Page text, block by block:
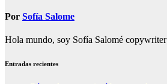
Por Sofía Salome
Hola mundo, soy Sofía Salomé
Entradas recientes